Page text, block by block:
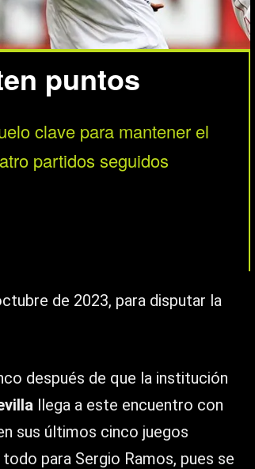
puntos
clave para mantener el
partidos seguidos
de 2023, para disputar la
después de que la institución
llega a este encuentro con
sus últimos cinco juegos
para Sergio Ramos, pues se